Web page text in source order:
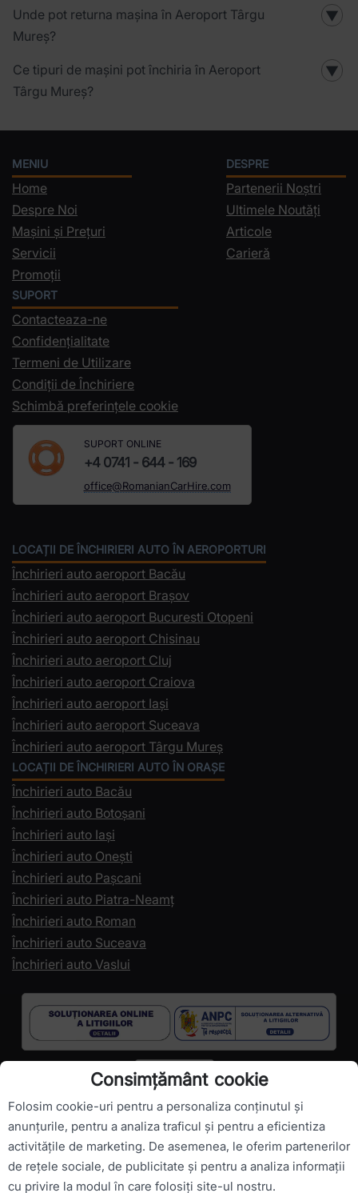
Unde pot returna mașina în Aeroport Târgu
Mureș?
▼
Ce tipuri de mașini pot închiria în Aeroport
Târgu Mureș?
▼
MENIU
Home
Despre Noi
Mașini și Prețuri
Servicii
Promoții
DESPRE
Partenerii Noștri
Ultimele Noutăți
Articole
Carieră
SUPORT
Contacteaza-ne
Confidențialitate
Termeni de Utilizare
Condiții de Închiriere
Schimbă preferințele cookie
SUPORT ONLINE
+4 0741 - 644 - 169
office@RomanianCarHire.com
LOCAȚII DE ÎNCHIRIERI AUTO ÎN AEROPORTURI
Închirieri auto aeroport Bacău
Închirieri auto aeroport Brașov
Închirieri auto aeroport Bucuresti Otopeni
Închirieri auto aeroport Chisinau
Închirieri auto aeroport Cluj
Închirieri auto aeroport Craiova
Închirieri auto aeroport Iași
Închirieri auto aeroport Suceava
Închirieri auto aeroport Târgu Mureș
LOCAȚII DE ÎNCHIRIERI AUTO ÎN ORAȘE
Închirieri auto Bacău
Închirieri auto Botoșani
Închirieri auto Iași
Închirieri auto Onești
Închirieri auto Pașcani
Închirieri auto Piatra-Neamț
Închirieri auto Roman
Închirieri auto Suceava
Închirieri auto Vaslui
Drepturi de autor ©RomanianCarHire.com- Toate drepturile
sunt rezervate.
Consimțământ cookie
Folosim cookie-uri pentru a personaliza conținutul și
anunțurile, pentru a analiza traficul și pentru a eficientiza
activitățile de marketing. De asemenea, le oferim partenerilor
de rețele sociale, de publicitate și pentru a analiza informații
cu privire la modul în care folosiți site-ul nostru.